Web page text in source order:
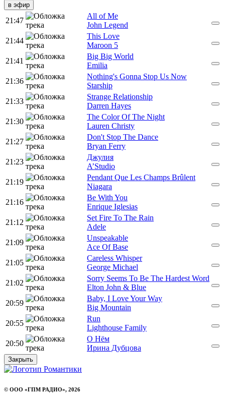
в эфир
21:47
All of Me
John Legend
21:44
This Love
Maroon 5
21:41
Big Big World
Emilia
21:36
Nothing's Gonna Stop Us Now
Starship
21:33
Strange Relationship
Darren Hayes
21:30
The Color Of The Night
Lauren Christy
21:27
Don't Stop The Dance
Bryan Ferry
21:23
Джулия
A’Studio
21:19
Pendant Que Les Champs Brûlent
Niagara
21:16
Be With You
Enrique Iglesias
21:12
Set Fire To The Rain
Adele
21:09
Unspeakable
Ace Of Base
21:05
Careless Whisper
George Michael
21:02
Sorry Seems To Be The Hardest Word
Elton John & Blue
20:59
Baby, I Love Your Way
Big Mountain
20:55
Run
Lighthouse Family
20:50
О Нём
Ирина Дубцова
Закрыть
© ООО «ГПМ РАДИО», 2026